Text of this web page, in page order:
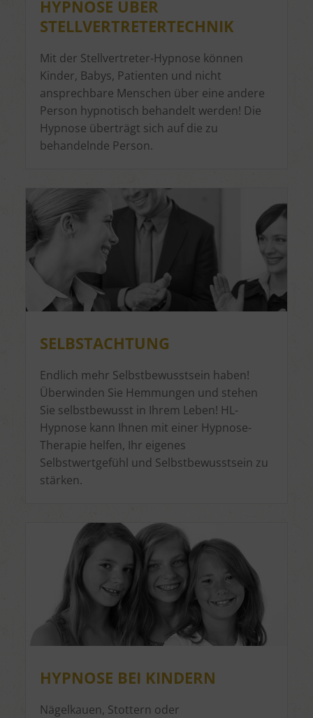
HYPNOSE ÜBER
STELLVERTRETERTECHNIK
Mit der Stellvertreter-Hypnose können
Kinder, Babys, Patienten und nicht
ansprechbare Menschen über eine andere
Person hypnotisch behandelt werden! Die
Hypnose überträgt sich auf die zu
behandelnde Person.
SELBSTACHTUNG
Endlich mehr Selbstbewusstsein haben!
Überwinden Sie Hemmungen und stehen
Sie selbstbewusst in Ihrem Leben! HL-
Hypnose kann Ihnen mit einer Hypnose-
Therapie helfen, Ihr eigenes
Selbstwertgefühl und Selbstbewusstsein zu
stärken.
HYPNOSE BEI KINDERN
Nägelkauen, Stottern oder